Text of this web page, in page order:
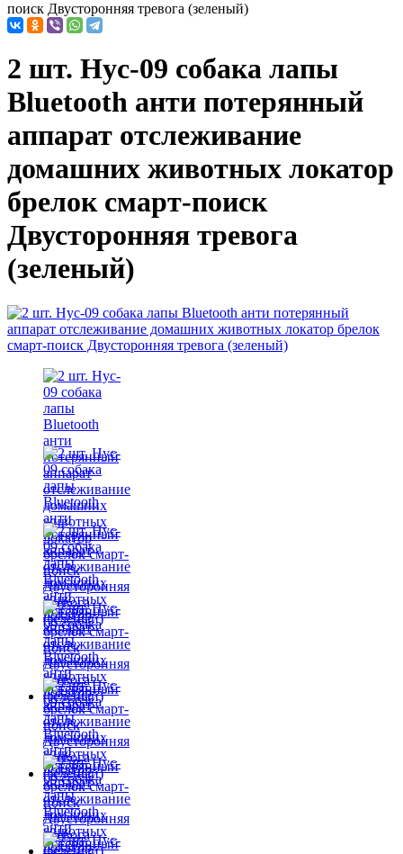
поиск Двусторонняя тревога (зеленый)
2 шт. Hyc-09 собака лапы
Bluetooth анти потерянный
аппарат отслеживание
домашних животных локатор
брелок смарт-поиск
Двусторонняя тревога
(зеленый)